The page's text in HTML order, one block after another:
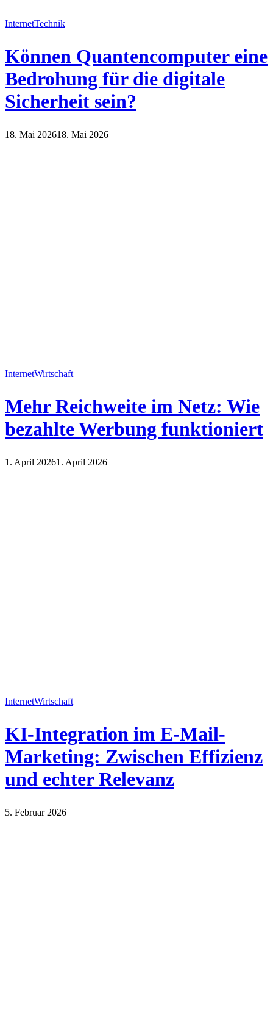
InternetTechnik
Können Quantencomputer eine
Bedrohung für die digitale
Sicherheit sein?
18. Mai 202618. Mai 2026
InternetWirtschaft
Mehr Reichweite im Netz: Wie
bezahlte Werbung funktioniert
1. April 20261. April 2026
InternetWirtschaft
KI-Integration im E-Mail-
Marketing: Zwischen Effizienz
und echter Relevanz
5. Februar 2026